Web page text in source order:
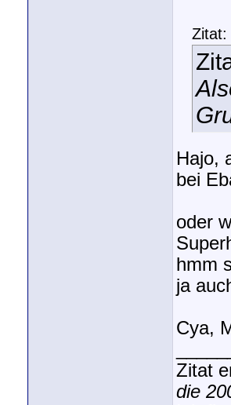
Zitat:
Hajo,
bei
oder
hmm
ja
Cya,
Zitat
die